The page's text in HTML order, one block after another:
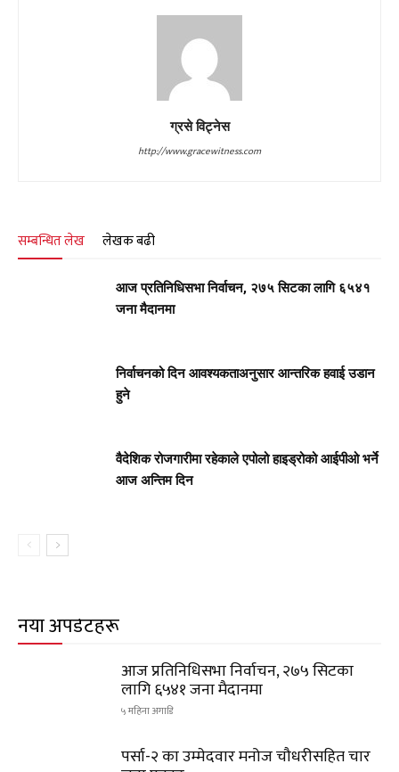
ग्रसे विट्नेस
http://www.gracewitness.com
सम्बन्धित लेख लेखक बढी
आज प्रतिनिधिसभा निर्वाचन, २७५ सिटका लागि ६५४१
जना मैदानमा
निर्वाचनको दिन आवश्यकताअनुसार आन्तरिक हवाई उडान
हुने
वैदेशिक रोजगारीमा रहेकाले एपोलो हाइड्रोको आईपीओ भर्ने
आज अन्तिम दिन
नयाँ अपडेटहरू
आज प्रतिनिधिसभा निर्वाचन, २७५ सिटका
लागि ६५४१ जना मैदानमा
५ महिना अगाडि
पर्सा-२ का उम्मेदवार मनोज चौधरीसहित चार